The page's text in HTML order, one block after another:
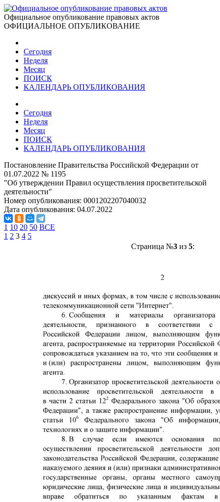
Официальное опубликование правовых актов
ОФИЦИАЛЬНОЕ ОПУБЛИКОВАНИЕ
Сегодня
Неделя
Месяц
ПОИСК
КАЛЕНДАРЬ ОПУБЛИКОВАНИЯ
Сегодня
Неделя
Месяц
ПОИСК
КАЛЕНДАРЬ ОПУБЛИКОВАНИЯ
Постановление Правительства Российской Федерации от
01.07.2022 № 1195
"Об утверждении Правил осуществления просветительской
деятельности"
Номер опубликования: 0001202207040032
Дата опубликования: 04.07.2022
1 10 20 50 ВСЕ
1 2 3 4 5
Страница №3из 5: